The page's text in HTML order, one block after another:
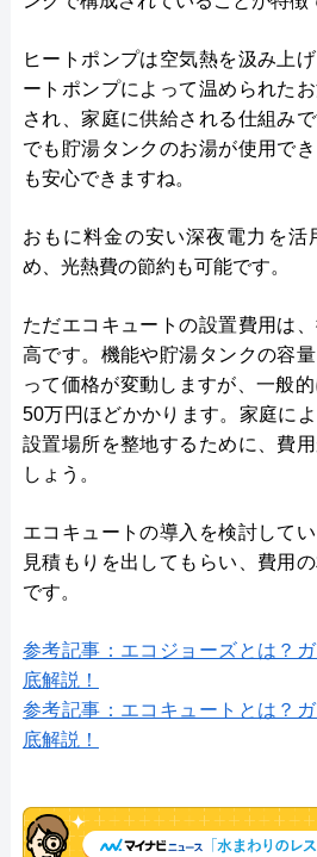
ヒートポンプは空気熱を汲み上
ートポンプによって温められた
され、家庭に供給される仕組み
でも貯湯タンクのお湯が使用で
も安心できますね。
おもに料金の安い深夜電力を活
め、光熱費の節約も可能です。
ただエコキュートの設置費用は
高です。機能や貯湯タンクの容
って価格が変動しますが、一般
50万円ほどかかります。家庭に
設置場所を整地するために、費
しょう。
エコキュートの導入を検討して
見積もりを出してもらい、費用
です。
参考記事：エコジョーズとは？
底解説！
参考記事：エコキュートとは？
底解説！